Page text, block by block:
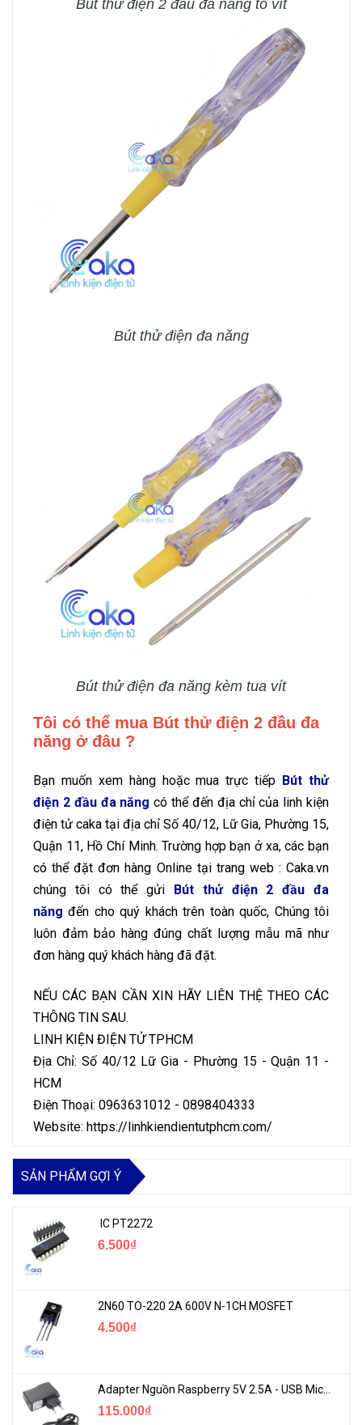
Bút thử điện 2 đầu đa năng tô vít
Bút thử điện đa năng
Bút thử điện đa năng kèm tua vít
Tôi có thể mua Bút thử điện 2 đầu đa
năng ở đâu ?
Bạn muốn xem hàng hoặc mua trực tiếp Bút thử
điện 2 đầu đa năng có thể đến địa chỉ của linh kiện
điện tử caka tại địa chỉ Số 40/12, Lữ Gia, Phường 15,
Quận 11, Hồ Chí Minh. Trường hợp bạn ở xa, các bạn
có thể đặt đơn hàng Online tại trang web : Caka.vn
chúng tôi có thể gửi
Bút thử điện 2 đầu đa
năng đến cho quý khách trên toàn quốc, Chúng tôi
luôn đảm bảo hàng đúng chất lượng mẫu mã như
đơn hàng quý khách hàng đã đặt.
NẾU CÁC BẠN CẦN XIN HÃY LIÊN THỆ THEO CÁC
THÔNG TIN SAU.
LINH KIỆN ĐIỆN TỬ TPHCM
Địa Chỉ: Số 40/12 Lữ Gia - Phường 15 - Quận 11 -
HCM
Điện Thoại: 0963631012 - 0898404333
Website: https://linhkiendientutphcm.com/
SẢN PHẨM GỢI Ý
IC PT2272
6.500₫
2N60 TO-220 2A 600V N-1CH MOSFET
4.500₫
115.000₫